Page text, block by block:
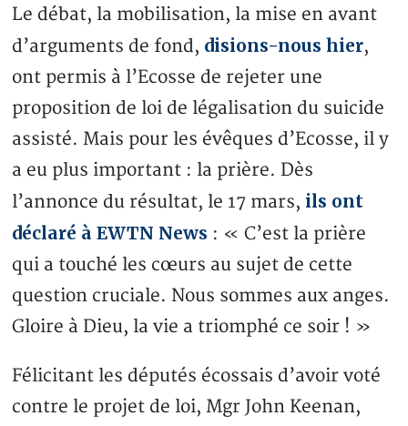
Le débat, la mobilisation, la mise en avant
d’arguments de fond, disions-nous hier,
ont permis à l’Ecosse de rejeter une
proposition de loi de légalisation du suicide
assisté. Mais pour les évêques d’Ecosse, il y
a eu plus important : la prière. Dès
l’annonce du résultat, le 17 mars, ils ont
déclaré à EWTN News : « C’est la prière
qui a touché les cœurs au sujet de cette
question cruciale. Nous sommes aux anges.
Gloire à Dieu, la vie a triomphé ce soir ! »
Félicitant les députés écossais d’avoir voté
contre le projet de loi, Mgr John Keenan,